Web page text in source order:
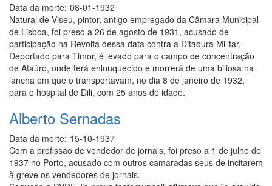
Data da morte: 08-01-1932
Natural de Viseu, pintor, antigo empregado da Câmara Municipal
de Lisboa, foi preso a 26 de agosto de 1931, acusado de
participação na Revolta dessa data contra a Ditadura Militar.
Deportado para Timor, é levado para o campo de concentração
de Ataúro, onde terá enlouquecido e morrerá de uma biliosa na
lancha em que o transportavam, no dia 8 de janeiro de 1932,
para o hospital de Dili, com 25 anos de idade.
Alberto Sernadas
Data da morte: 15-10-1937
Com a profissão de vendedor de jornais, foi preso a 1 de julho de
1937 no Porto, acusado com outros camaradas seus de incitarem
à greve os vendedores de jornais.